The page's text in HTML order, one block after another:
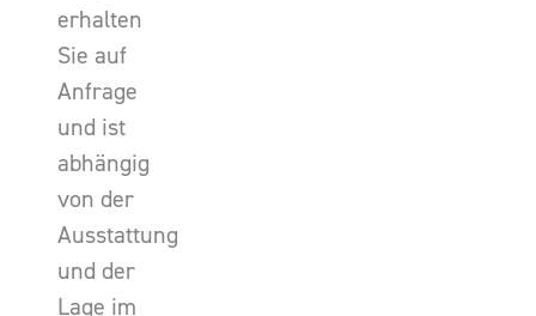
erhalten
Sie auf
Anfrage
und ist
abhängig
von der
Ausstattung
und der
Lage im